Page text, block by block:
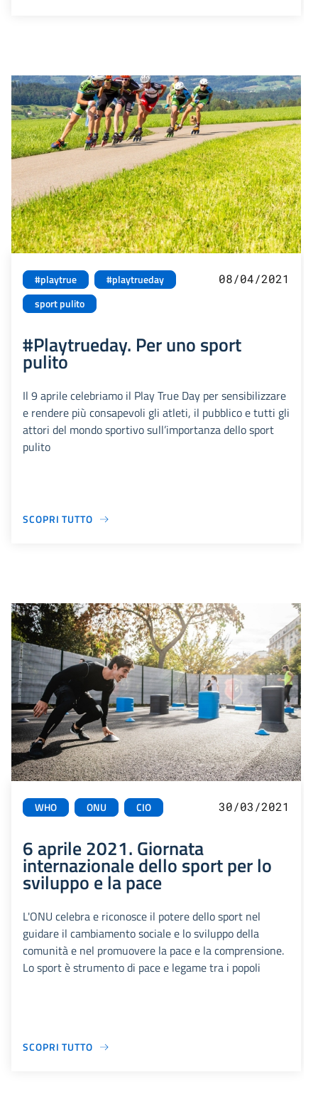
#playtrue
#playtrueday
sport pulito
08/04/2021
#Playtrueday. Per uno sport
pulito
Il 9 aprile celebriamo il Play True Day per sensibilizzare
e rendere più consapevoli gli atleti, il pubblico e tutti gli
attori del mondo sportivo sull’importanza dello sport
pulito
SCOPRI TUTTO
WHO ONU CIO 30/03/2021
6 aprile 2021. Giornata
internazionale dello sport per lo
sviluppo e la pace
L'ONU celebra e riconosce il potere dello sport nel
guidare il cambiamento sociale e lo sviluppo della
comunità e nel promuovere la pace e la comprensione.
Lo sport è strumento di pace e legame tra i popoli
SCOPRI TUTTO